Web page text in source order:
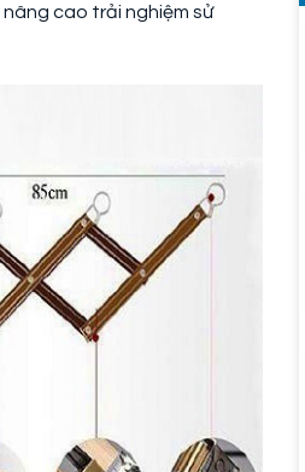
cao trải nghiệm sử